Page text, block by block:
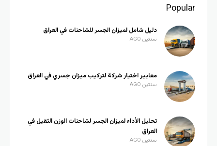
Popular
دليل شامل لميزان الجسر للشاحنات في العراق
سنتين AGO
معايير اختيار شركة لتركيب ميزان جسري في العراق
سنتين AGO
تحليل الأداء لميزان الجسر لشاحنات الوزن الثقيل في
العراق
سنتين AGO